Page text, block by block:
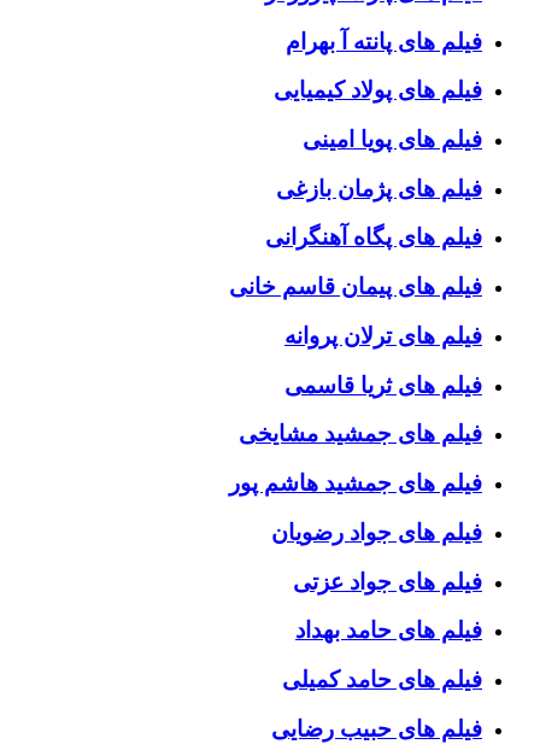
فیلم های پانته آ بهرام
فیلم های پولاد کیمیایی
فیلم های پویا امینی
فیلم های پژمان بازغی
فیلم های پگاه آهنگرانی
فیلم های پیمان قاسم خانی
فیلم های ترلان پروانه
فیلم های ثریا قاسمی
فیلم های جمشید مشایخی
فیلم های جمشید هاشم پور
فیلم های جواد رضویان
فیلم های جواد عزتی
فیلم های حامد بهداد
فیلم های حامد کمیلی
فیلم های حبیب رضایی